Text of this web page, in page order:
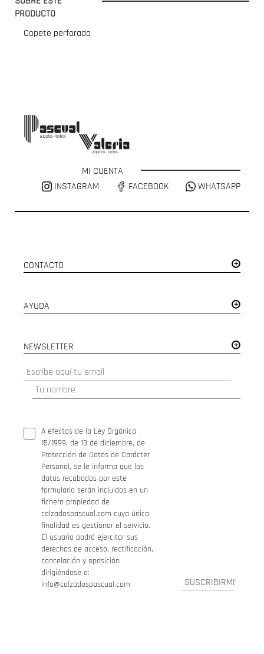
PRODUCTO
Copete perforado
MI CUENTA
INSTAGRAM
FACEBOOK WHATSAPP
CONTACTO
AYUDA
NEWSLETTER
A efectos de la Ley Orgánica
15/1999, de 13 de diciembre, de
Protección de Datos de Carácter
Personal, se le informa que los
datos recabados por este
formulario serán incluidos en un
fichero propiedad de
calzadospascual.com cuya única
finalidad es gestionar el servicio.
El usuario podrá ejercitar sus
derechos de acceso, rectificación,
cancelación y oposición
dirigiéndose a:
info@calzadospascual.com